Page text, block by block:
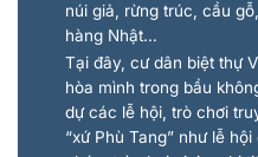
núi giả, rừng trúc, cầu
hàng Nhật…
Tại đây, cư dân biệt thự
hòa mình trong bầu
dự các lễ hội, trò chơi
“xứ Phù Tang” như lễ